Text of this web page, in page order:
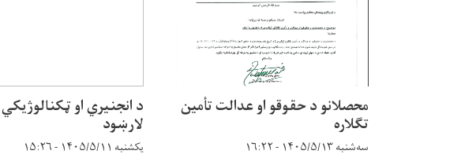
محصلانو د حقوقو او عدالت تأمين
تګلاره
سه‌شنبه ۱۴۰۵/۵/۱۳ - ۱۶:۲۲
د انجنيري او
لارښود
یکشنبه ۱۴۰۵/۵/۱۱ - ۱۵:۲۶